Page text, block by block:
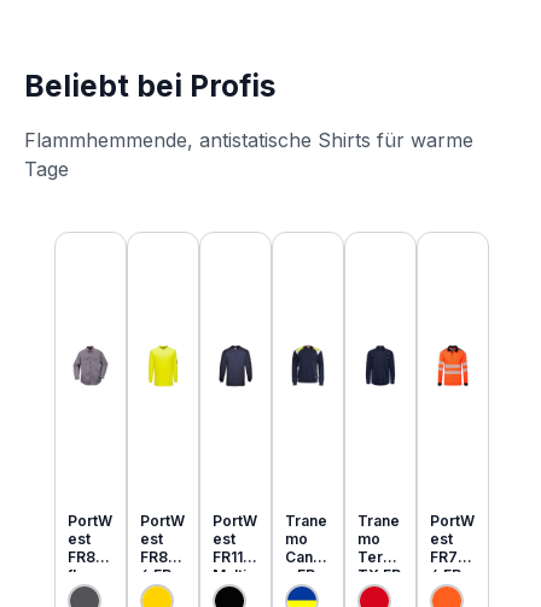
Beliebt bei Profis
Flammhemmende, antistatische Shirts für warme
Tage
Produktgalerie überspringen
PortW
est
FR89
flamm
hemm
PortW
est
FR80
6 FR
MultiN
PortW
est
FR11
Multi
Norm
Trane
mo
Cante
x FR
MultiN
Trane
mo
Tera
TX FR
leicht
PortW
est
FR73
4 FR
MultiN